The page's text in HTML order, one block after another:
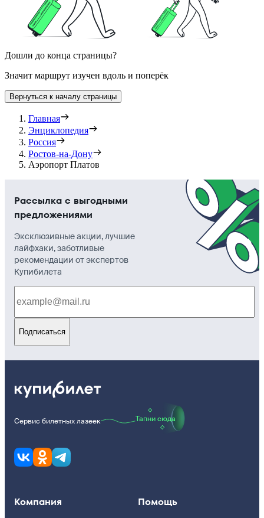
Дошли до конца страницы?
Значит маршрут изучен вдоль и поперёк
Вернуться к началу страницы
Главная
Энциклопедия
Россия
Ростов-на-Дону
Аэропорт Платов
Рассылка с выгодными
предложениями
Эксклюзивные акции, лучшие
лайфхаки, заботливые
рекомендации от экспертов
Купибилета
Подписаться
Сервис билетных лазеек Тапни сюда
Компания Помощь